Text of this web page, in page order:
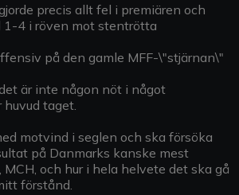
precis allt fel i premiären och
1-4 i röven mot stentrötta
på den gamle MFF-\"stjärnan\"
är inte någon nöt i något
taget.
motvind i seglen och ska försöka
på Danmarks kanske mest
MCH, och hur i hela helvete det ska gå
förstånd.